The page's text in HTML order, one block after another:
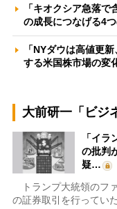
「キオクシア急落
の成長につなげる4
「NYダウは高値更
する米国株市場の
大前研一「ビジ
「イ
の批判
疑…
トランプ大統領のフ
の証券取引を行ってい